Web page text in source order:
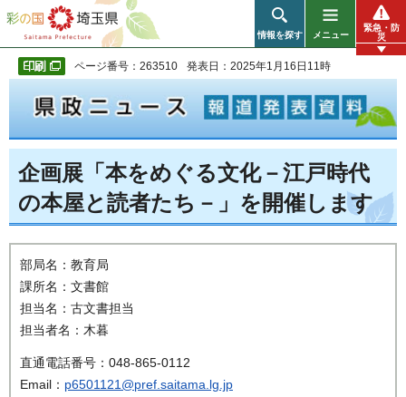
彩の国 埼玉県
情報を探す メニュー
緊急・防
災
ページ番号：263510 発表日：2025年1月16日11時
企画展「本をめぐる文化－江戸時代
の本屋と読者たち－」を開催します
部局名：教育局
課所名：文書館
担当名：古文書担当
担当者名：木暮
直通電話番号：048-865-0112
Email： p6501121@pref.saitama.lg.jp